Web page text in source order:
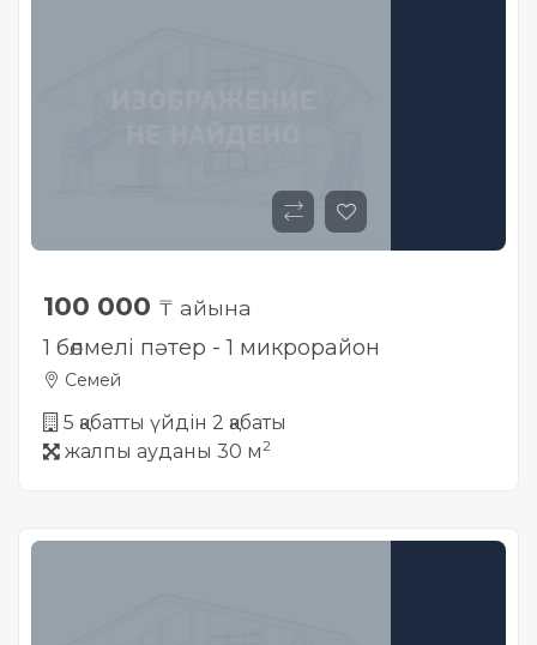
100 000 ₸ айына
1 бөлмелі пәтер - 1 микрорайон
Семей
5 қабатты үйдін 2 қабаты
жалпы ауданы 30 м2